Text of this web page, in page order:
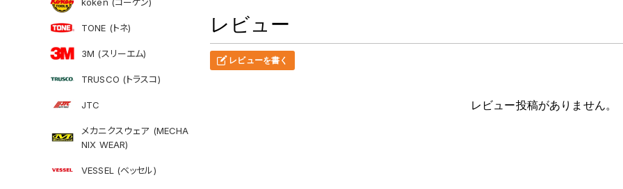
TONE (トネ)
3M (スリーエム)
TRUSCO (トラスコ)
JTC
メカニクスウェア (MECHA
NIX WEAR)
VESSEL (ベッセル)
レビュー
レビューを書く
レビュー投稿がありません。